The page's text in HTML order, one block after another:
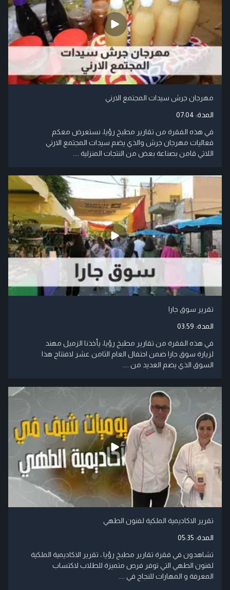
مهرجان جرش سيدات المجتمع الارني
المدة: 07:04
في هذه الفقرة من تقارير مطبخ رؤيا، نستعرض معكم
فعاليات مهرجان جرش والذي يضم سيدات المجتمع الارني
اللاتي قامن بصناعة بعض من النتجات المنزلية ....
تقرير سوق جارا
المدة: 03:59
في هذه الفقرة من تقارير مطبخ رؤيا، يأخذنا الزميل مهند
لزيارة سوق جارا ضمن احتفال العام الثامن عشر لافتتاح هذا
السوق الذي يضم العديد من ....
تقرير الاكاديمية الملكية لفنون الطهي
المدة: 05:35
تشاهدون في فقرة تقارير مطبخ رؤيا ، تقرير الاكاديمية الملكية
لفنون الطهي التي توفر فرص متميزة للطلاب لاكتساب
المعرفة و المهارات للنجاح في ....